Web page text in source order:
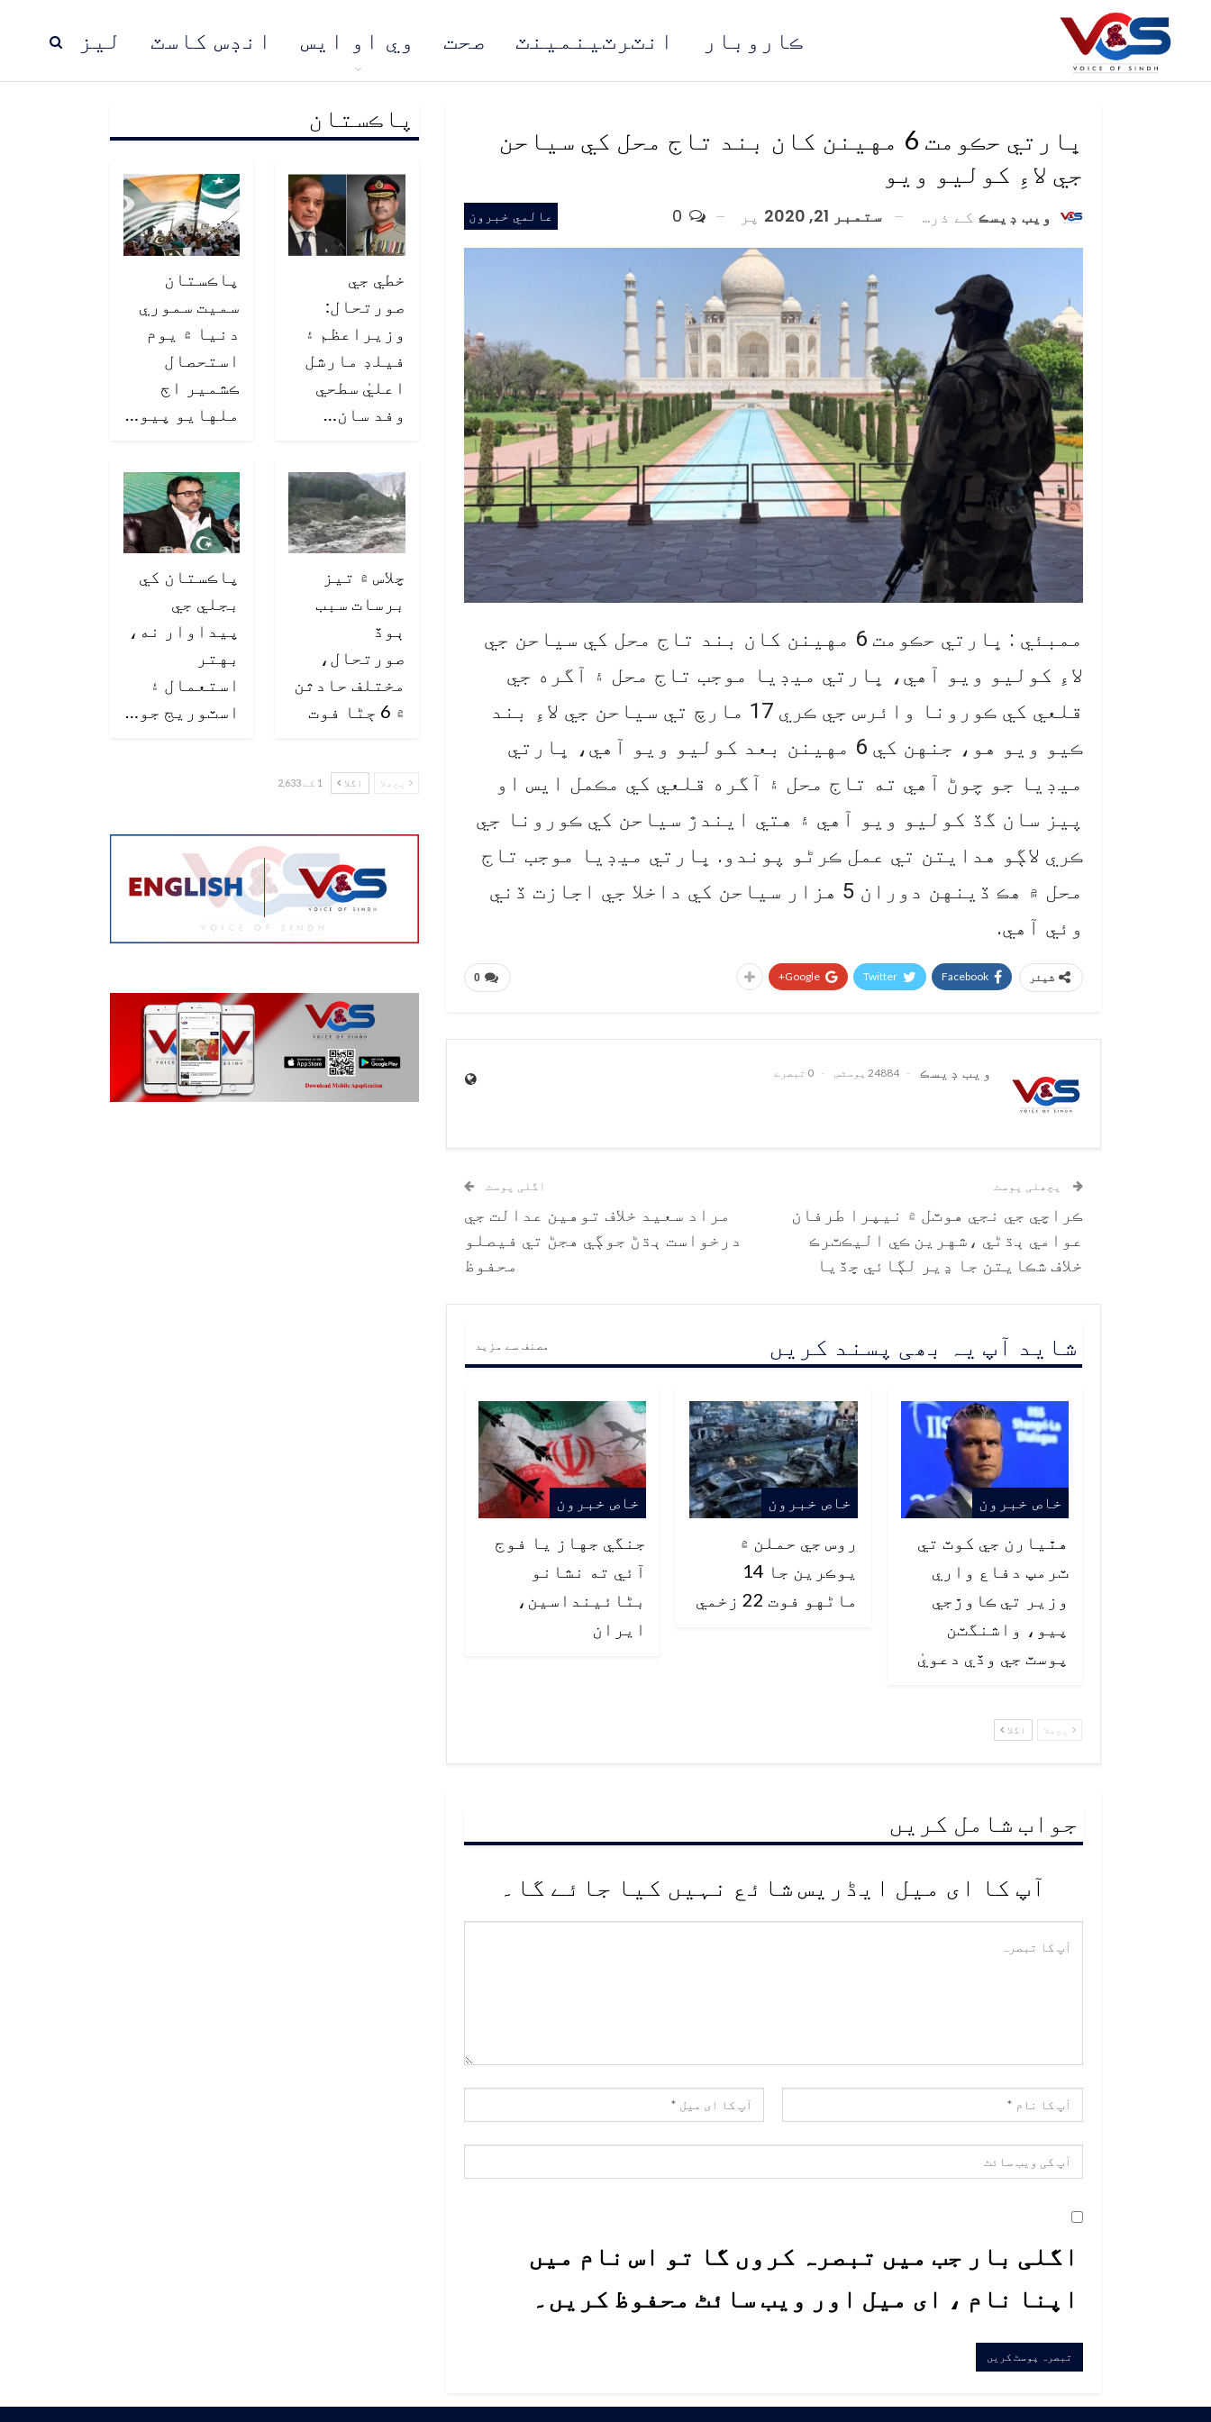
ليز انڊس کاسٽ وي او ايس صحت انٽرٽينمينٽ ڪاروبار
پاڪستان مُنڍ
ڀارتي حڪومت 6 مهينن کان بند تاج محل کي سياحن
جي لاءِ کوليو ويو
عالمي خبرون ويب ڊيسڪ کے ذریعہ ستمبر 21, 2020 پر
ممبئي : ڀارتي حڪومت 6 مهينن کان بند تاج محل کي سياحن جي
لاءِ کوليو ويو آهي، ڀارتي ميڊيا موجب تاج محل ۽ آگره جي
قلعي کي ڪورونا وائرس جي ڪري 17 مارچ تي سياحن جي لاءِ بند
ڪيو ويو هو، جنهن کي 6 مهينن بعد کوليو ويو آهي، ڀارتي
ميڊيا جو چوڻ آهي ته تاج محل ۽ آگره قلعي کي مڪمل ايس او
پيز سان گڏ کوليو ويو آهي ۽ هتي ايندڙ سياحن کي ڪورونا جي
ڪري لاڳو هدايتن تي عمل ڪرڻو پوندو. ڀارتي ميڊيا موجب تاج
محل ۾ هڪ ڏينهن دوران 5 هزار سياحن کي داخلا جي اجازت ڏني
وئي آهي.
0 شیئر Facebook
Twitter
Google+
ويب ڊيسڪ 24884 پوسٹس 0 تبصرے
پچھلی پوسٹ
ڪراچي جي نجي هوٽل ۾ نيپرا طرفان
عوامي ٻڌڻي ،شهرين ڪي اليڪٽرڪ
خلاف شڪايتن جا ڍير لڳائي ڇڏيا
اگلی پوسٹ
مراد سعيد خلاف توهين عدالت جي
درخواست ٻڌڻ جوڳي هجڻ تي فيصلو
محفوظ
شاید آپ یہ بھی پسند کریں مصنف سے مزید
خاص خبرون
هٿيارن جي کوٽ تي
ٽرمپ دفاع واري
وزير تي ڪاوڙجي
پيو، واشنگٽن
پوسٽ جي وڏي دعويٰ
خاص خبرون
روس جي حملن ۾
يوڪرين جا 14
ماڻهو فوت 22 زخمي
خاص خبرون
جنگي جهاز يا فوج
آئي ته نشانو
بڻائينداسين،
ايران
پچھلا اگلا
جواب شامل کریں
آپ کا ای میل ایڈریس شائع نہیں کیا جائے گا۔
اگلی بار جب میں تبصرہ کروں گا تو اس نام میں
اپنا نام ، ای میل اور ویب سائٹ محفوظ کریں۔
پاڪستان
خطي جي
صورتحال:
وزيراعظم ۽
فيلڊ مارشل
اعليٰ سطحي
وفد سان…
پاڪستان
سميت سموري
دنيا ۾ يوم
استحصال
ڪشمير اڄ
ملهايو پيو…
چلاس ۾ تيز
برسات سبب
ٻوڏ
صورتحال،
مختلف حادثن
۾ 6 ڄڻا فوت
پاڪستان کي
بجلي جي
پيداوار نه،
بهتر
استعمال ۽
اسٽوريج جو…
پچھلا اگلا 1 کے 2,633